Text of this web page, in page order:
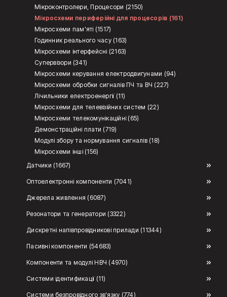
Мікроконтролери, Процесори (2150)
Мікросхеми периферійні для процесорів (161)
Мікросхеми пам'яті (1517)
Годинник реального часу (163)
Мікросхеми інтерфейсні (2163)
Супервізори (341)
Мікросхеми керування електродвигунами (94)
Мікросхеми обробки сигналів ПЧ та ВЧ (227)
Лічильники електроенергії (11)
Мікросхеми для телевізійних систем (22)
Мікросхеми телекомунікаційні (65)
Демонстраційні плати (719)
Модулі збору та нормування сигналів (18)
Мікросхеми інші (156)
Датчики (1667)
Оптоелектронні компоненти (7041)
Джерела живлення (6087)
Резонатори та генератори (3322)
Дискретні напівпровідникові прилади (11344)
Пасивні компоненти (54683)
Компоненти та модулі НВЧ (4970)
Системи ідентификації (11)
Системи безпровідного зв'язку (774)